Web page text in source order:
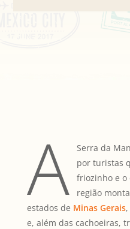
A
Serra da
por turistas
friozinho e o
região
estados de Minas Gerais,
e, além das cachoeiras,